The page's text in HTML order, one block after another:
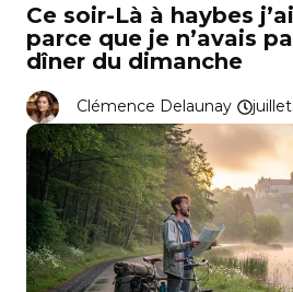
Ce soir-Là à haybes
parce que je n’avais
dîner du dimanche
Clémence Delaunay